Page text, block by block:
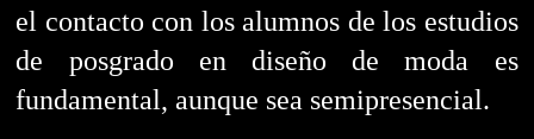
el contacto con los alumnos de los estudios
de posgrado en diseño de moda es
fundamental, aunque sea semipresencial.